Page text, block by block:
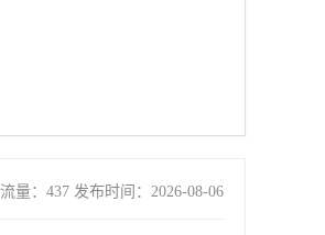
流量：437 发布时间：2026-08-06